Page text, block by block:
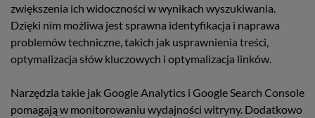
zwiększenia ich widoczności w wynikach wyszukiwania.
Dzięki nim możliwa jest sprawna identyfikacja i naprawa
problemów techniczne, takich jak usprawnienia treści,
optymalizacja słów kluczowych i optymalizacja linków.
Narzędzia takie jak Google Analytics i Google Search Console
pomagają w monitorowaniu wydajności witryny. Dodatkowo